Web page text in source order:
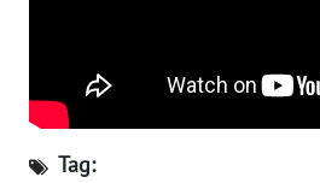
Tag:
SULTENG